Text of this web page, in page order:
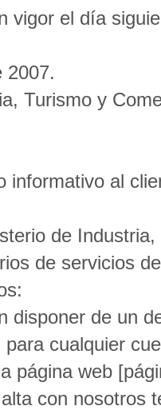
vigor el día
2007.
Turismo y
informativo al
de
de servicios
disponer de un
cualquier
página web
con nosotros